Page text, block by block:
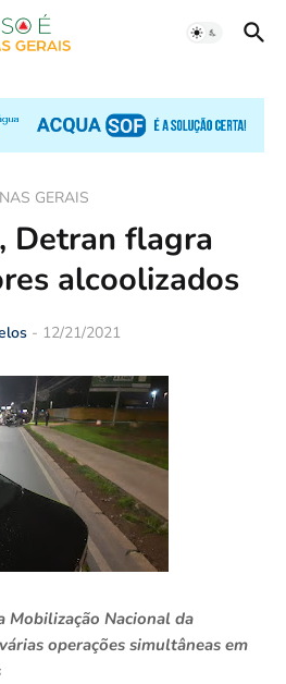
GERAIS
Detran flagra
alcoolizados
- 12/21/2021
Mobilização Nacional da
operações simultâneas em